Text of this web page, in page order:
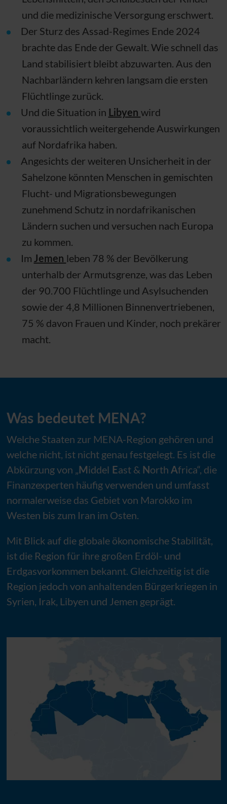
und die medizinische Versorgung erschwert.
Der Sturz des Assad-Regimes Ende 2024
brachte das Ende der Gewalt. Wie schnell das
Land stabilisiert bleibt abzuwarten. Aus den
Nachbarländern kehren langsam die ersten
Flüchtlinge zurück.
Und die Situation in Libyen wird
voraussichtlich weitergehende Auswirkungen
auf Nordafrika haben.
Angesichts der weiteren Unsicherheit in der
Sahelzone könnten Menschen in gemischten
Flucht- und Migrationsbewegungen
zunehmend Schutz in nordafrikanischen
Ländern suchen und versuchen nach Europa
zu kommen.
Im Jemen leben 78 % der Bevölkerung
unterhalb der Armutsgrenze, was das Leben
der 90.700 Flüchtlinge und Asylsuchenden
sowie der 4,8 Millionen Binnenvertriebenen,
75 % davon Frauen und Kinder, noch prekärer
macht.
Was bedeutet MENA?
Welche Staaten zur MENA-Region gehören und
welche nicht, ist nicht genau festgelegt. Es ist die
Abkürzung von „ Middel East & North Africa“, die
Finanzexperten häufig verwenden und umfasst
normalerweise das Gebiet von Marokko im
Westen bis zum Iran im Osten.
Mit Blick auf die globale ökonomische Stabilität,
ist die Region für ihre großen Erdöl- und
Erdgasvorkommen bekannt. Gleichzeitig ist die
Region jedoch von anhaltenden Bürgerkriegen in
Syrien, Irak, Libyen und Jemen geprägt.